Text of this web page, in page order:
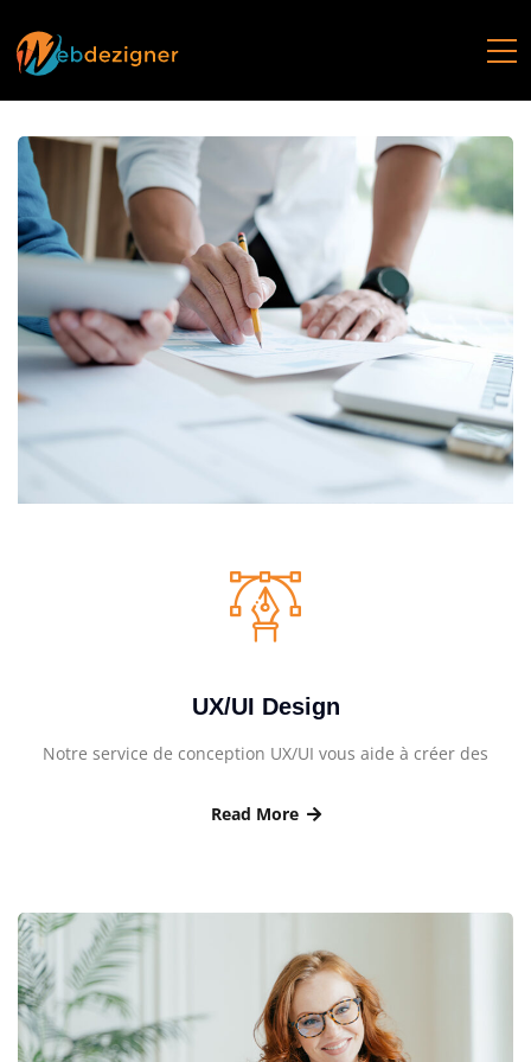
UX/UI Design
Notre service de conception UX/UI vous aide à créer des
Read More